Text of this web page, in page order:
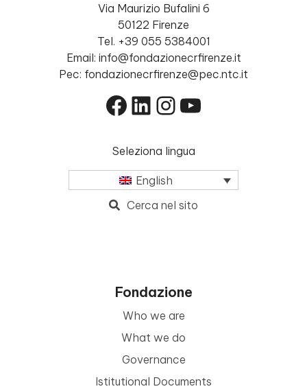
Via Maurizio Bufalini 6
50122 Firenze
Tel. +39 055 5384001
Email: info@fondazionecrfirenze.it
Pec: fondazionecrfirenze@pec.ntc.it
Facebook
LinkedIn
Instagram
YouTube
Seleziona lingua
English
Cerca nel sito
Fondazione
Who we are
What we do
Governance
Istitutional Documents